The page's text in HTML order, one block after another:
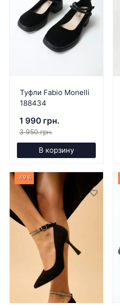
Туфли Fabio Monelli
188434
1 990 грн.
3 950 грн.
В корзину
-49%